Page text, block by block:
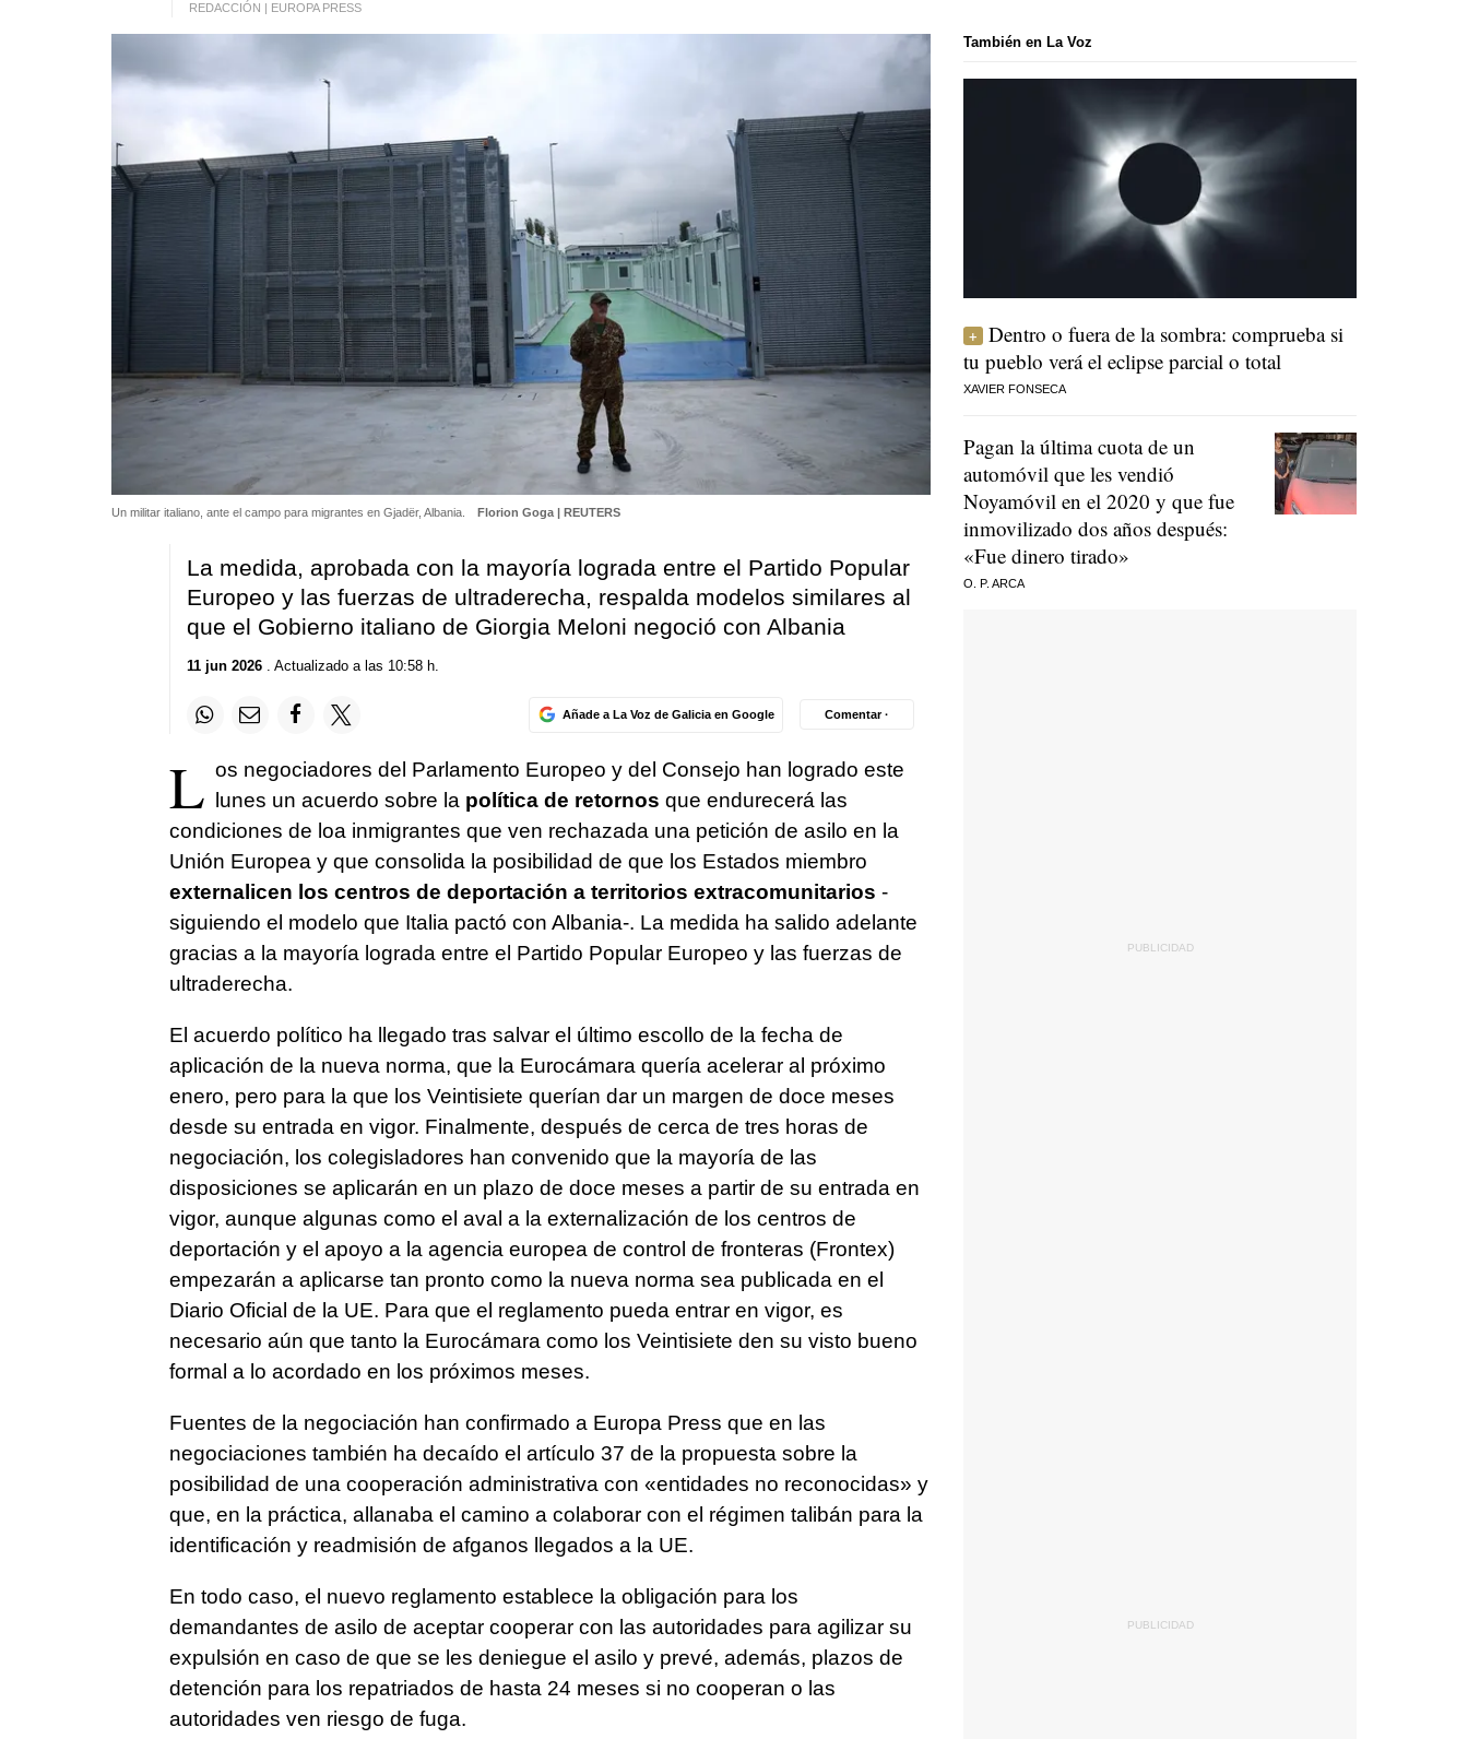
REDACCIÓN | EUROPA PRESS
Un militar italiano, ante el campo para migrantes en Gjadër, Albania. Florion Goga | REUTERS
La medida, aprobada con la mayoría lograda entre el Partido Popular
Europeo y las fuerzas de ultraderecha, respalda modelos similares al
que el Gobierno italiano de Giorgia Meloni negoció con Albania
11 jun 2026. Actualizado a las 10:58 h.
Añade a La Voz de Galicia en Google Comentar ·
L os negociadores del Parlamento Europeo y del Consejo han logrado este
lunes un acuerdo sobre la política de retornos que endurecerá las
condiciones de loa inmigrantes que ven rechazada una petición de asilo en la
Unión Europea y que consolida la posibilidad de que los Estados miembro
externalicen los centros de deportación a territorios extracomunitarios -
siguiendo el modelo que Italia pactó con Albania-. La medida ha salido adelante
gracias a la mayoría lograda entre el Partido Popular Europeo y las fuerzas de
ultraderecha.
El acuerdo político ha llegado tras salvar el último escollo de la fecha de
aplicación de la nueva norma, que la Eurocámara quería acelerar al próximo
enero, pero para la que los Veintisiete querían dar un margen de doce meses
desde su entrada en vigor. Finalmente, después de cerca de tres horas de
negociación, los colegisladores han convenido que la mayoría de las
disposiciones se aplicarán en un plazo de doce meses a partir de su entrada en
vigor, aunque algunas como el aval a la externalización de los centros de
deportación y el apoyo a la agencia europea de control de fronteras (Frontex)
empezarán a aplicarse tan pronto como la nueva norma sea publicada en el
Diario Oficial de la UE. Para que el reglamento pueda entrar en vigor, es
necesario aún que tanto la Eurocámara como los Veintisiete den su visto bueno
formal a lo acordado en los próximos meses.
Fuentes de la negociación han confirmado a Europa Press que en las
negociaciones también ha decaído el artículo 37 de la propuesta sobre la
posibilidad de una cooperación administrativa con «entidades no reconocidas» y
que, en la práctica, allanaba el camino a colaborar con el régimen talibán para la
identificación y readmisión de afganos llegados a la UE.
En todo caso, el nuevo reglamento establece la obligación para los
demandantes de asilo de aceptar cooperar con las autoridades para agilizar su
expulsión en caso de que se les deniegue el asilo y prevé, además, plazos de
detención para los repatriados de hasta 24 meses si no cooperan o las
autoridades ven riesgo de fuga.
También en La Voz
Dentro o fuera de la sombra: comprueba si
tu pueblo verá el eclipse parcial o total
XAVIER FONSECA
Pagan la última cuota de un
automóvil que les vendió
Noyamóvil en el 2020 y que fue
inmovilizado dos años después:
«Fue dinero tirado»
O. P. ARCA